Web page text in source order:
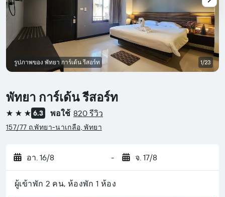
พัทยา การ์เด้น รีสอร์ท
3 ดาว 6.3 พอใช้ 820 รีวิว
157/77 ถ.พัทยา-นาเกลือ, พัทยา
อา. 16/8 - จ. 17/8
ผู้เข้าพัก 2 คน, ห้องพัก 1 ห้อง
รูปภาพของ พัทยา การ์เด้น รีสอร์ท 1/23